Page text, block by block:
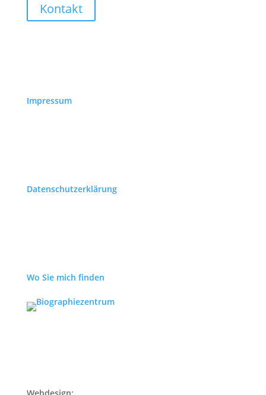
Kontakt
Impressum
Datenschutzerklärung
Wo Sie mich finden